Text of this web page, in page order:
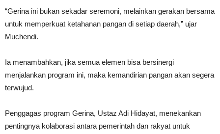
“Gerina ini bukan sekadar seremoni, melainkan gerakan bersama
untuk memperkuat ketahanan pangan di setiap daerah,” ujar
Muchendi.
Ia menambahkan, jika semua elemen bisa bersinergi
menjalankan program ini, maka kemandirian pangan akan segera
terwujud.
Penggagas program Gerina, Ustaz Adi Hidayat, menekankan
pentingnya kolaborasi antara pemerintah dan rakyat untuk